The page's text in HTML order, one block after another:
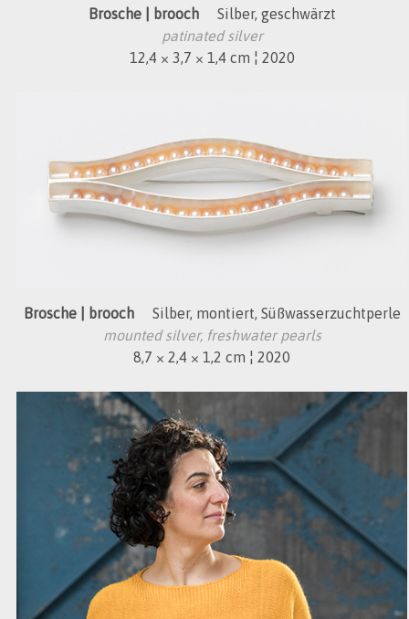
Brosche | broochSilber, geschwärzt
patinated silver
12,4 × 3,7 × 1,4 cm ¦ 2020
Brosche | broochSilber, montiert, Süßwasserzuchtperle
mounted silver, freshwater pearls
8,7 × 2,4 × 1,2 cm ¦ 2020